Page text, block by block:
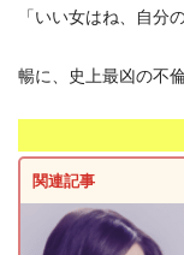
「いい女はね、自分
暢に、史上最凶の不
関連記事